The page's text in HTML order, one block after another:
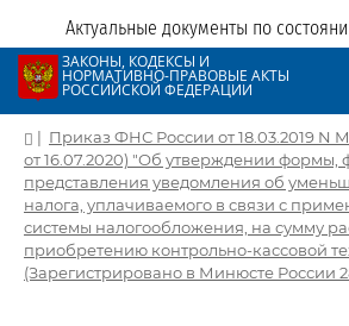
Актуальные документы по
ЗАКОНЫ, КОДЕКСЫ И
НОРМАТИВНО-ПРАВОВЫЕ АКТЫ
РОССИЙСКОЙ ФЕДЕРАЦИИ
| Приказ ФНС России от 18.03.2019 N
от 16.07.2020) "Об утверждении формы,
представления уведомления об
налога, уплачиваемого в связи с
системы налогообложения, на сумму
приобретению контрольно-кассовой
(Зарегистрировано в Минюсте России